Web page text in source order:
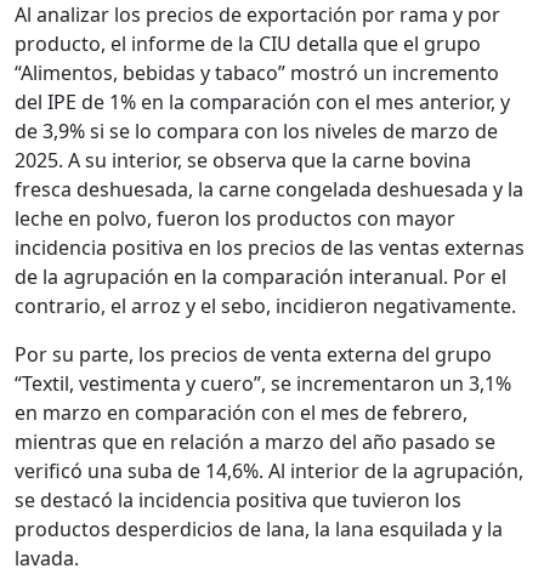
Al analizar los precios de exportación por rama y por
producto, el informe de la CIU detalla que el grupo
“Alimentos, bebidas y tabaco” mostró un incremento
del IPE de 1% en la comparación con el mes anterior, y
de 3,9% si se lo compara con los niveles de marzo de
2025. A su interior, se observa que la carne bovina
fresca deshuesada, la carne congelada deshuesada y la
leche en polvo, fueron los productos con mayor
incidencia positiva en los precios de las ventas externas
de la agrupación en la comparación interanual. Por el
contrario, el arroz y el sebo, incidieron negativamente.
Por su parte, los precios de venta externa del grupo
“Textil, vestimenta y cuero”, se incrementaron un 3,1%
en marzo en comparación con el mes de febrero,
mientras que en relación a marzo del año pasado se
verificó una suba de 14,6%. Al interior de la agrupación,
se destacó la incidencia positiva que tuvieron los
productos desperdicios de lana, la lana esquilada y la
lavada.